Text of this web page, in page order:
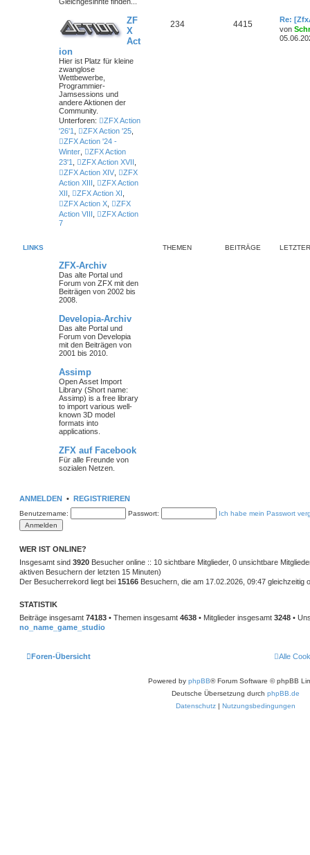
ZF
X
Act
ion
Hier ist Platz für kleine
zwanglose
Wettbewerbe,
Programmier-
Jamsessions und
andere Aktionen der
Community.
Unterforen:
ZFX Action
'26'1
ZFX Action '25
ZFX Action '24 -
Winter
ZFX Action
23'1
ZFX Action XVII
ZFX Action XIV
ZFX
Action XIII
ZFX Action
XII
ZFX Action XI
ZFX Action X
ZFX
Action VIII
ZFX Action
7
234 4415
Re:
von
LINKS THEMEN BEITRÄGE
ZFX-Archiv
Das alte Portal und
Forum von ZFX mit den
Beiträgen von 2002 bis
2008.
Developia-Archiv
Das alte Portal und
Forum von Developia
mit den Beiträgen von
2001 bis 2010.
Assimp
Open Asset Import
Library (Short name:
Assimp) is a free library
to import various well-
known 3D model
formats into
applications.
ZFX auf Facebook
Für alle Freunde von
sozialen Netzen.
ANMELDEN • REGISTRIEREN
Benutzername: Passwort: Ich habe mein Passwort
WER IST ONLINE?
Insgesamt sind 3920 Besucher online :: 10 sichtbare Mitglieder, 0 unsichtbare
aktiven Besuchern der letzten 15 Minuten)
Der Besucherrekord liegt bei 15166 Besuchern, die am 17.02.2026, 09:47 gleichzeitig
STATISTIK
Beiträge insgesamt 74183 • Themen insgesamt 4638 • Mitglieder insgesamt 3248 •
no_name_game_studio
Foren-Übersicht Alle
Powered by phpBB® Forum Software © phpBB
Deutsche Übersetzung durch phpBB.de
Datenschutz | Nutzungsbedingungen